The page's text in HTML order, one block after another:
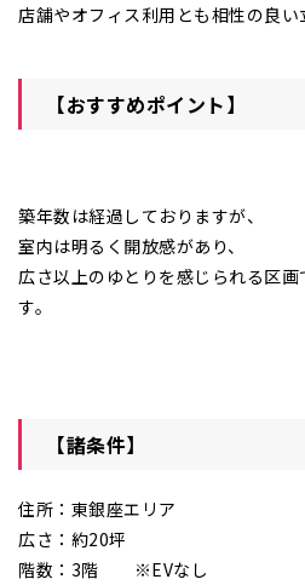
店舗やオフィス利用とも相性の良い
【おすすめポイント】
築年数は経過しておりますが、
室内は明るく開放感があり、
広さ以上のゆとりを感じられる区画
す。
【諸条件】
住所：東銀座エリア
広さ：約20坪
階数：3階 ※EVなし